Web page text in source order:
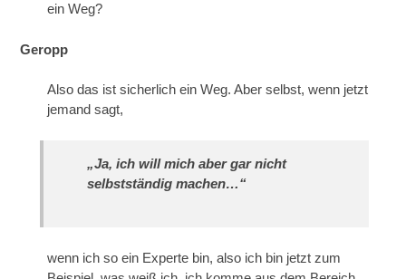
ein Weg?
Geropp
Also das ist sicherlich ein Weg. Aber selbst, wenn jetzt
jemand sagt,
„Ja, ich will mich aber gar nicht
selbstständig machen…“
wenn ich so ein Experte bin, also ich bin jetzt zum